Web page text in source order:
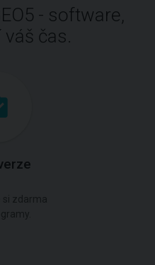
- software,
váš čas.